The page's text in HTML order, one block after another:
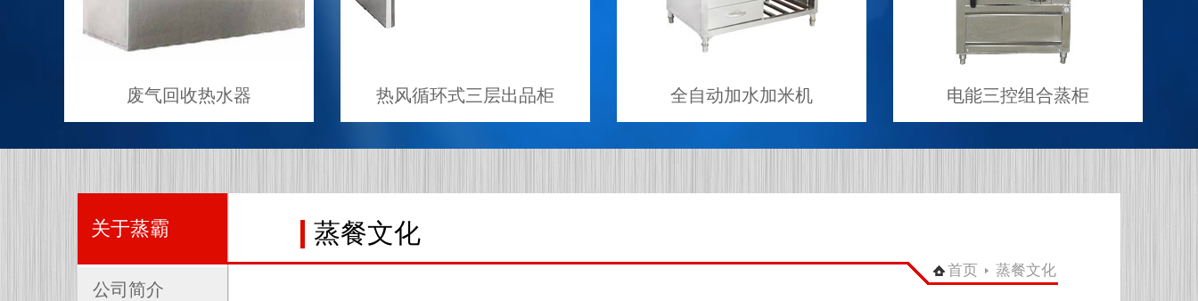
废气回收热水器 热风循环式三层出品柜 全自动加水加米机 电能三控组合蒸柜
关于蒸霸
公司简介
蒸餐文化
首页 蒸餐文化